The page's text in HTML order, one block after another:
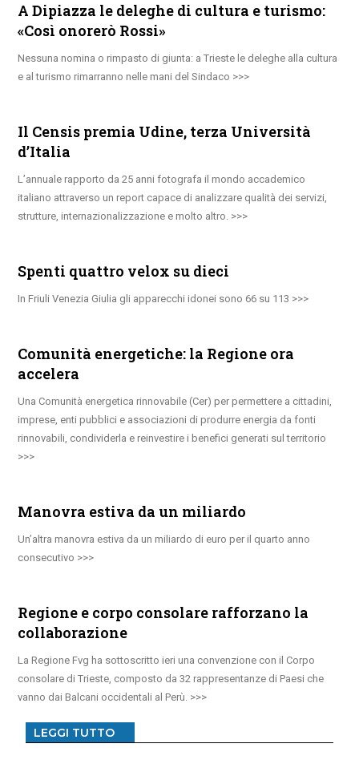
A Dipiazza le deleghe di cultura e turismo:
«Così onorerò Rossi»
Nessuna nomina o rimpasto di giunta: a Trieste le deleghe alla cultura
e al turismo rimarranno nelle mani del Sindaco
Il Censis premia Udine, terza Università
d’Italia
L’annuale rapporto da 25 anni fotografa il mondo accademico
italiano attraverso un report capace di analizzare qualità dei servizi,
strutture, internazionalizzazione e molto altro.
Spenti quattro velox su dieci
In Friuli Venezia Giulia gli apparecchi idonei sono 66 su 113
Comunità energetiche: la Regione ora
accelera
Una Comunità energetica rinnovabile (Cer) per permettere a cittadini,
imprese, enti pubblici e associazioni di produrre energia da fonti
rinnovabili, condividerla e reinvestire i benefici generati sul territorio
Manovra estiva da un miliardo
Un’altra manovra estiva da un miliardo di euro per il quarto anno
consecutivo
Regione e corpo consolare rafforzano la
collaborazione
La Regione Fvg ha sottoscritto ieri una convenzione con il Corpo
consolare di Trieste, composto da 32 rappresentanze di Paesi che
vanno dai Balcani occidentali al Perù.
LEGGI TUTTO